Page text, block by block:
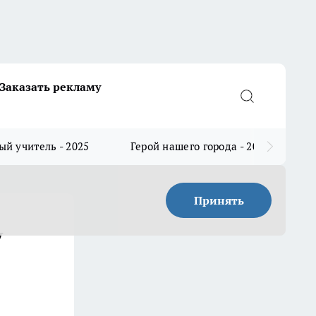
Заказать рекламу
учитель - 2025 Герой нашего города - 2025
Принять